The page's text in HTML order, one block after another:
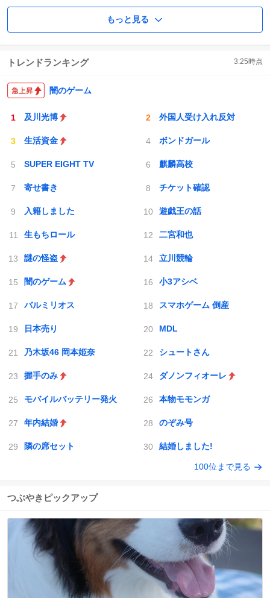
もっと見る
トレンドランキング 3:25時点
闇のゲーム
及川光博 外国人受け入れ反対
生活資金 ボンドガール
SUPER EIGHT TV 麒麟高校
寄せ書き チケット確認
入籍しました 遊戯王の話
生もちロール 二宮和也
謎の怪盗 立川競輪
闇のゲーム 小3アシベ
バルミリオス スマホゲーム 倒産
日本売り MDL
乃木坂46 岡本姫奈 シュートさん
握手のみ ダノンフィオーレ
モバイルバッテリー発火 本物モモンガ
年内結婚 のぞみ号
隣の席セット 結婚しました!
100位まで見る
つぶやきピックアップ